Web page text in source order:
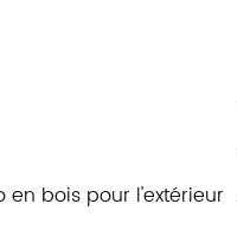
bois pour l'extérieur